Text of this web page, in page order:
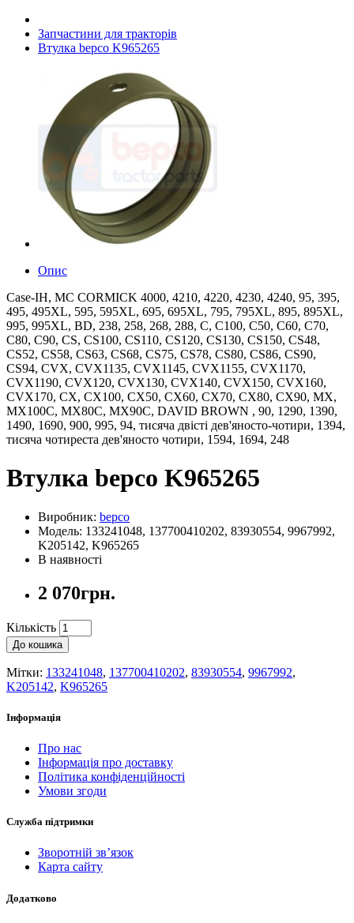
Запчастини для тракторів
Втулка bepco K965265
Опис
Case-IH, MC CORMICK 4000, 4210, 4220, 4230, 4240, 95, 395,
495, 495XL, 595, 595XL, 695, 695XL, 795, 795XL, 895, 895XL,
995, 995XL, BD, 238, 258, 268, 288, C, C100, C50, C60, C70,
C80, C90, CS, CS100, CS110, CS120, CS130, CS150, CS48,
CS52, CS58, CS63, CS68, CS75, CS78, CS80, CS86, CS90,
CS94, CVX, CVX1135, CVX1145, CVX1155, CVX1170,
CVX1190, CVX120, CVX130, CVX140, CVX150, CVX160,
CVX170, CX, CX100, CX50, CX60, CX70, CX80, CX90, MX,
MX100C, MX80C, MX90C, DAVID BROWN , 90, 1290, 1390,
1490, 1690, 900, 995, 94, тисяча двісті дев'яносто-чотири, 1394,
тисяча чотиреста дев'яносто чотири, 1594, 1694, 248
Втулка bepco K965265
Виробник: bepco
Модель: 133241048, 137700410202, 83930554, 9967992,
K205142, K965265
В наявності
2 070грн.
Кількість
До кошика
Мітки: 133241048, 137700410202, 83930554, 9967992,
K205142, K965265
Інформація
Про нас
Інформація про доставку
Політика конфіденційності
Умови згоди
Служба підтримки
Зворотній зв’язок
Карта сайту
Додатково